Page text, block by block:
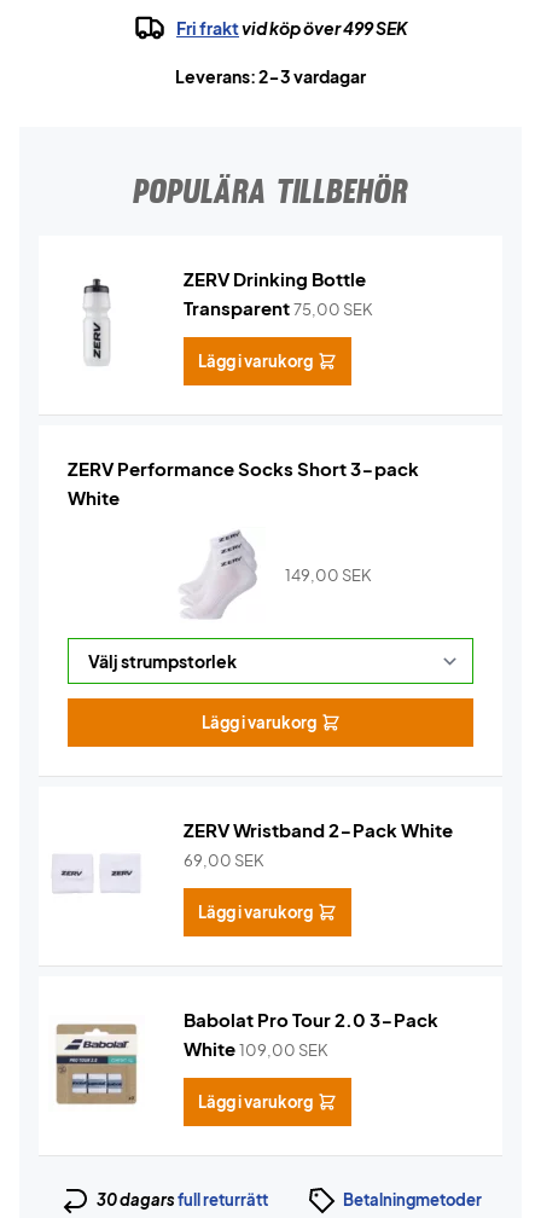
Fri fraktvid köp över 499 SEK
Leverans: 2-3 vardagar
POPULÄRA TILLBEHÖR
ZERV Drinking Bottle
Transparent75,00 SEK
Lägg i varukorg
ZERV Performance Socks Short 3-pack
White
149,00 SEK
Lägg i varukorg
ZERV Wristband 2-Pack White
69,00 SEK
Lägg i varukorg
Babolat Pro Tour 2.0 3-Pack
White109,00 SEK
Lägg i varukorg
30 dagarsfull returrätt Betalningmetoder